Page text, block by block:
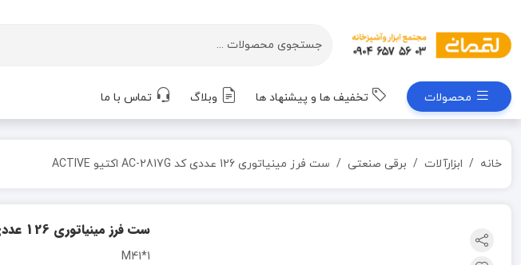
محصولات تخفیف ها و پیشنهاد ها وبلاگ تماس با ما
خانه ابزارآلات برقی صنعتی ست فرز مینیاتوری 126 عددی کد AC-2817G اکتیو ACTIVE
ست فرز مینیاتوری 126 عددی کد AC-2817G اکتیو ACTIVE
1*M41